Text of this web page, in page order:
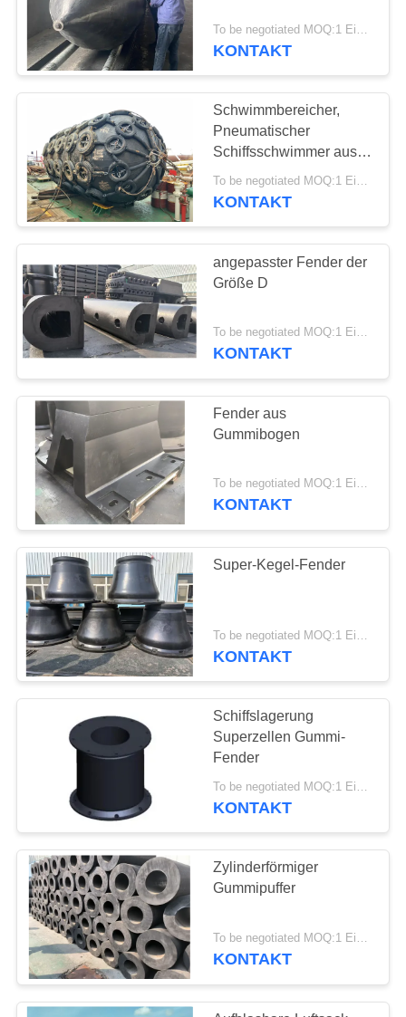
KONTAKT
Schwimmbereicher,
Pneumatischer
Schiffsschwimmer aus
Nylonkautschuk
To be negotiated MOQ:1 Einheit
KONTAKT
angepasster Fender der
Größe D
To be negotiated MOQ:1 Einheit
KONTAKT
Fender aus
Gummibogen
To be negotiated MOQ:1 Einheit
KONTAKT
Super-Kegel-Fender
KONTAKT
Schiffslagerung
Superzellen Gummi-
Fender
To be negotiated MOQ:1 Einheit
KONTAKT
Zylinderförmiger
Gummipuffer
To be negotiated MOQ:1 Einheit
KONTAKT